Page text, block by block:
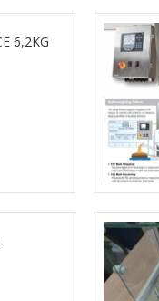
-21%
-4%